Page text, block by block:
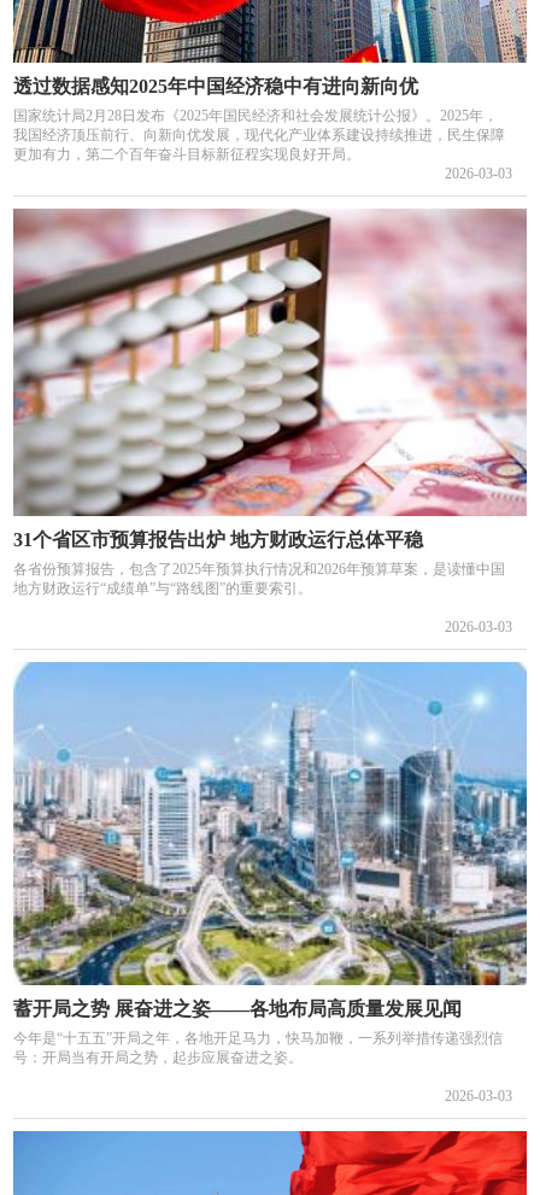
透过数据感知2025年中国经济稳中有进向新向优
国家统计局2月28日发布《2025年国民经济和社会发展统计公报》。2025年，
我国经济顶压前行、向新向优发展，现代化产业体系建设持续推进，民生保障
更加有力，第二个百年奋斗目标新征程实现良好开局。
2026-03-03
31个省区市预算报告出炉 地方财政运行总体平稳
各省份预算报告，包含了2025年预算执行情况和2026年预算草案，是读懂中国
地方财政运行“成绩单”与“路线图”的重要索引。
2026-03-03
蓄开局之势 展奋进之姿——各地布局高质量发展见闻
今年是“十五五”开局之年，各地开足马力，快马加鞭，一系列举措传递强烈信
号：开局当有开局之势，起步应展奋进之姿。
2026-03-03